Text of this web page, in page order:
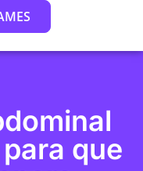
que